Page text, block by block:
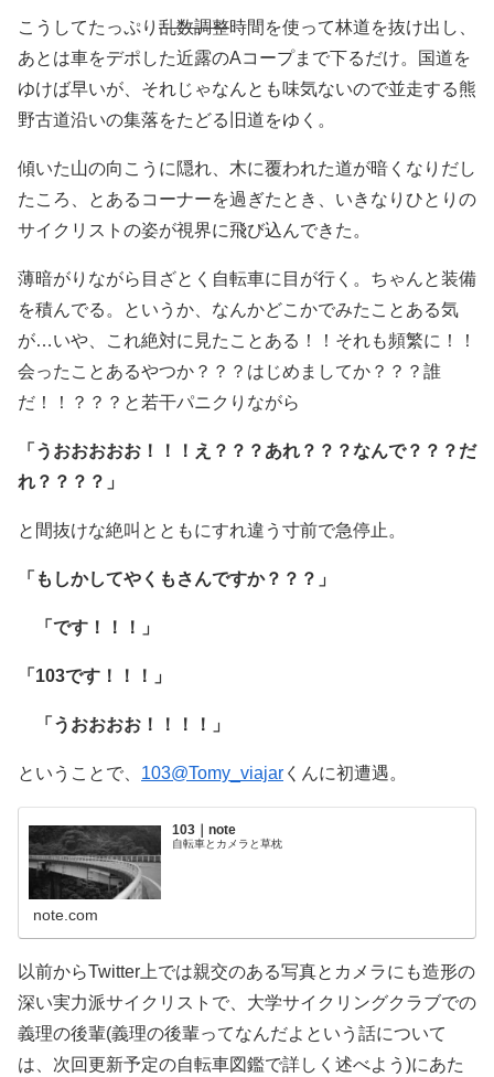
こうしてたっぷり 乱数調整時間を使って林道を抜け出し、
あとは車をデポした近露のAコープまで下るだけ。国道を
ゆけば早いが、それじゃなんとも味気ないので並走する熊
野古道沿いの集落をたどる旧道をゆく。
傾いた山の向こうに隠れ、木に覆われた道が暗くなりだし
たころ、とあるコーナーを過ぎたとき、いきなりひとりの
サイクリストの姿が視界に飛び込んできた。
薄暗がりながら目ざとく自転車に目が行く。ちゃんと装備
を積んでる。というか、なんかどこかでみたことある気
が…いや、これ絶対に見たことある！！それも頻繁に！！
会ったことあるやつか？？？はじめましてか？？？誰
だ！！？？？と若干パニクりながら
「うおおおおお！！！え？？？あれ？？？なんで？？？だ
れ？？？？」
と間抜けな絶叫とともにすれ違う寸前で急停止。
「もしかしてやくもさんですか？？？」
「です！！！」
「103です！！！」
「うおおおお！！！！」
ということで、 103@Tomy_viajar くんに初遭遇。
103｜note
自転車とカメラと草枕
note.com
以前からTwitter上では親交のある写真とカメラにも造形の
深い実力派サイクリストで、大学サイクリングクラブでの
義理の後輩(義理の後輩ってなんだよという話について
は、次回更新予定の自転車図鑑で詳しく述べよう)にあた